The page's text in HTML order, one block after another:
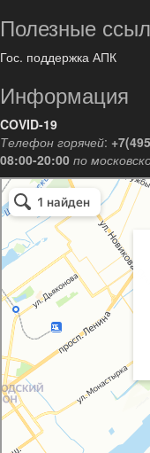
Полезные
Гос. поддержка АПК
Информация
COVID-19
Телефон горячей:
08:00-20:00 по